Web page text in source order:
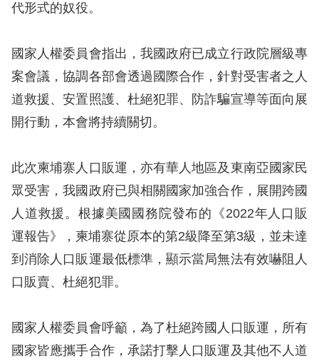
權
約
陳
情
申
人
權
資
料
庫
礙
快
代形式的奴役。
國家人權委員會指出，我國政府已成立行政院層級專
案會議，協調各部會透過國際合作，針對受害者之人
道救援、安置照護、杜絕犯罪、防詐騙宣導等面向展
開行動，本會將持續關切。
此次柬埔寨人口販運，亦有華人地區及東南亞國家民
眾受害，我國政府已與相關國家加強合作，展開跨國
人道救援。根據美國國務院發布的《2022年人口販
運報告》，柬埔寨從原本的第2級降至第3級，並未達
到消除人口販運最低標準，顯示當局無法有效嚇阻人
口販賣、杜絕犯罪。
國家人權委員會呼籲，為了杜絕跨國人口販運，所有
國家皆應攜手合作，承諾打擊人口販運及其他不人道